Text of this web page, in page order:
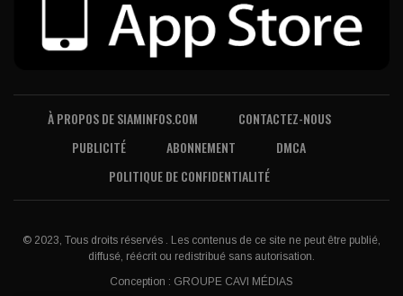
À PROPOS DE SIAMINFOS.COM
CONTACTEZ-NOUS
PUBLICITÉ
ABONNEMENT
DMCA
POLITIQUE DE CONFIDENTIALITÉ
© 2023, Tous droits réservés . Les contenus de ce site ne peut être publié,
diffusé, réécrit ou redistribué sans autorisation.
Conception : GROUPE CAVI MÉDIAS